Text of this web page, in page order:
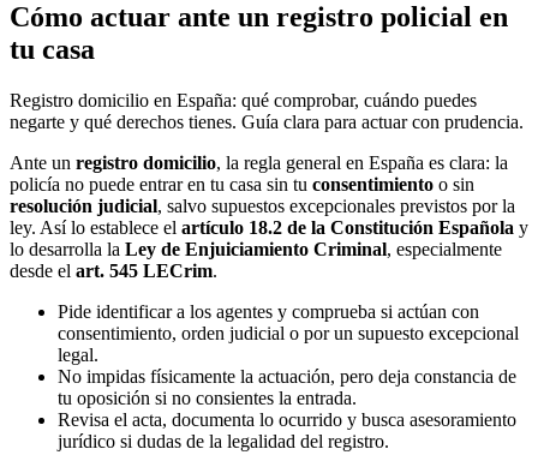
Cómo actuar ante un registro policial en
tu casa
Registro domicilio en España: qué comprobar, cuándo puedes
negarte y qué derechos tienes. Guía clara para actuar con prudencia.
Ante un registro domicilio, la regla general en España es clara: la
policía no puede entrar en tu casa sin tu consentimiento o sin
resolución judicial, salvo supuestos excepcionales previstos por la
ley. Así lo establece el artículo 18.2 de la Constitución Española y
lo desarrolla la Ley de Enjuiciamiento Criminal, especialmente
desde el art. 545 LECrim.
Pide identificar a los agentes y comprueba si actúan con
consentimiento, orden judicial o por un supuesto excepcional
legal.
No impidas físicamente la actuación, pero deja constancia de
tu oposición si no consientes la entrada.
Revisa el acta, documenta lo ocurrido y busca asesoramiento
jurídico si dudas de la legalidad del registro.